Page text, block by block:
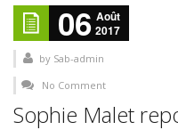
06 Août
2017
by Sab-admin
No Comment
Sophie Malet